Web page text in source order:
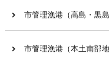
市管理漁港（高島・黒
市管理漁港（本土南部